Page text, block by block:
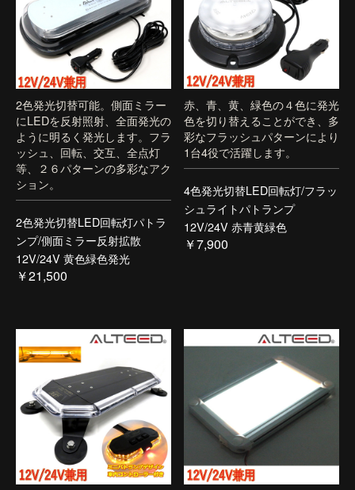
2色発光切替可能。側面ミラー
にLEDを反射照射、全面発光の
ように明るく発光します。フラ
ッシュ、回転、交互、全点灯
等、２６パターンの多彩なアク
ション。
2色発光切替LED回転灯パトラ
ンプ/側面ミラー反射拡散
12V/24V 黄色緑色発光
￥21,500
赤、青、黄、緑色の４色に発光
色を切り替えることができ、多
彩なフラッシュパターンにより
1台4役で活躍します。
4色発光切替LED回転灯/フラッ
シュライトパトランプ
12V/24V 赤青黄緑色
￥7,900